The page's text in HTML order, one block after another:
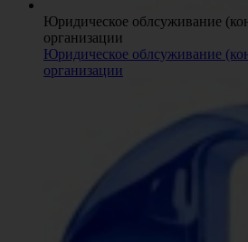
Юридическое облсуживание
организации
Юридическое облсуживание
организации